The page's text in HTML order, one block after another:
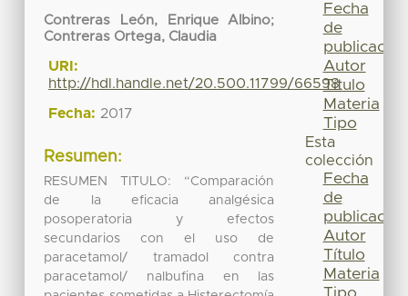
Contreras León, Enrique Albino;
Contreras Ortega, Claudia
URI:
http://hdl.handle.net/20.500.11799/66598
Fecha: 2017
Resumen:
RESUMEN TITULO: “Comparación
de la eficacia analgésica
posoperatoria y efectos
secundarios con el uso de
paracetamol/ tramadol contra
paracetamol/ nalbufina en las
Fecha
de
publicación
Autor
Título
Materia
Tipo
Esta
colección
Fecha
de
publicación
Autor
Título
Materia